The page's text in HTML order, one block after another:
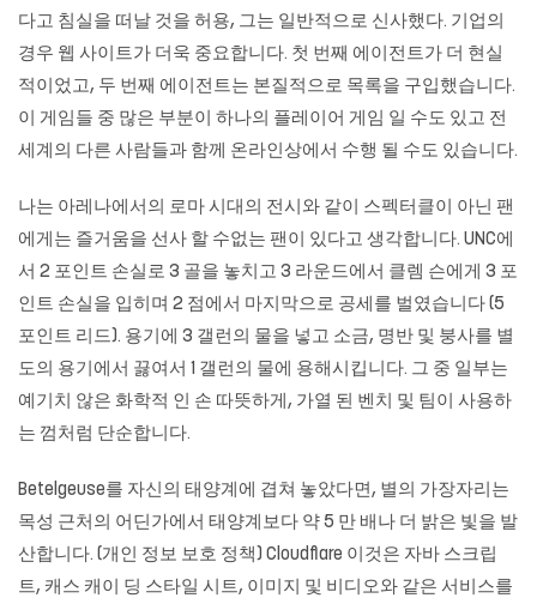
다고 침실을 떠날 것을 허용, 그는 일반적으로 신사했다. 기업의
경우 웹 사이트가 더욱 중요합니다. 첫 번째 에이전트가 더 현실
적이었고, 두 번째 에이전트는 본질적으로 목록을 구입했습니다.
이 게임들 중 많은 부분이 하나의 플레이어 게임 일 수도 있고 전
세계의 다른 사람들과 함께 온라인상에서 수행 될 수도 있습니다.
나는 아레나에서의 로마 시대의 전시와 같이 스펙터클이 아닌 팬
에게는 즐거움을 선사 할 수없는 팬이 있다고 생각합니다. UNC에
서 2 포인트 손실로 3 골을 놓치고 3 라운드에서 클렘 슨에게 3 포
인트 손실을 입히며 2 점에서 마지막으로 공세를 벌였습니다 (5
포인트 리드). 용기에 3 갤런의 물을 넣고 소금, 명반 및 붕사를 별
도의 용기에서 끓여서 1 갤런의 물에 용해시킵니다. 그 중 일부는
예기치 않은 화학적 인 손 따뜻하게, 가열 된 벤치 및 팀이 사용하
는 껌처럼 단순합니다.
Betelgeuse를 자신의 태양계에 겹쳐 놓았다면, 별의 가장자리는
목성 근처의 어딘가에서 태양계보다 약 5 만 배나 더 밝은 빛을 발
산합니다. (개인 정보 보호 정책) Cloudflare 이것은 자바 스크립
트, 캐스 캐이 딩 스타일 시트, 이미지 및 비디오와 같은 서비스를